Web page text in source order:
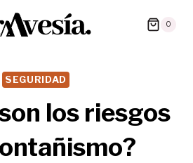
0
SEGURIDAD
los riesgos